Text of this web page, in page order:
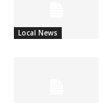
Local News